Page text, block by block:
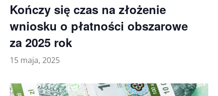
Kończy się czas na złożenie
wniosku o płatności obszarowe
za 2025 rok
15 maja, 2025